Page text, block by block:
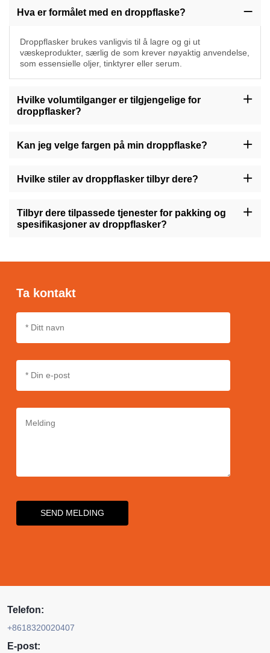
Hva er formålet med en droppflaske?
Droppflasker brukes vanligvis til å lagre og gi ut
væskeprodukter, særlig de som krever nøyaktig anvendelse,
som essensielle oljer, tinktyrer eller serum.
Hvilke volumtilganger er tilgjengelige for
droppflasker?
noe som gir fleksibilitet for å tilpasse seg ulike produktvolumer.
Kan jeg velge fargen på min droppflaske?
dråpeflaske, herunder brunt, transparent, gull, grønn og flere, noe
som lar deg justere etter din brands visuelle identitet.
Hvilke stiler av droppflasker tilbyr dere?
høye, korte, med varianter som flate skuldre eller dråpekapper,
for å sikre versatilitet som passer til dine produktkrav.
Tilbyr dere tilpassede tjenester for pakking og
spesifikasjoner av droppflasker?
størrelse og merking for å oppfylle din brands behov.
Ta kontakt
SEND MELDING
Telefon:
+8618320020407
E-post: